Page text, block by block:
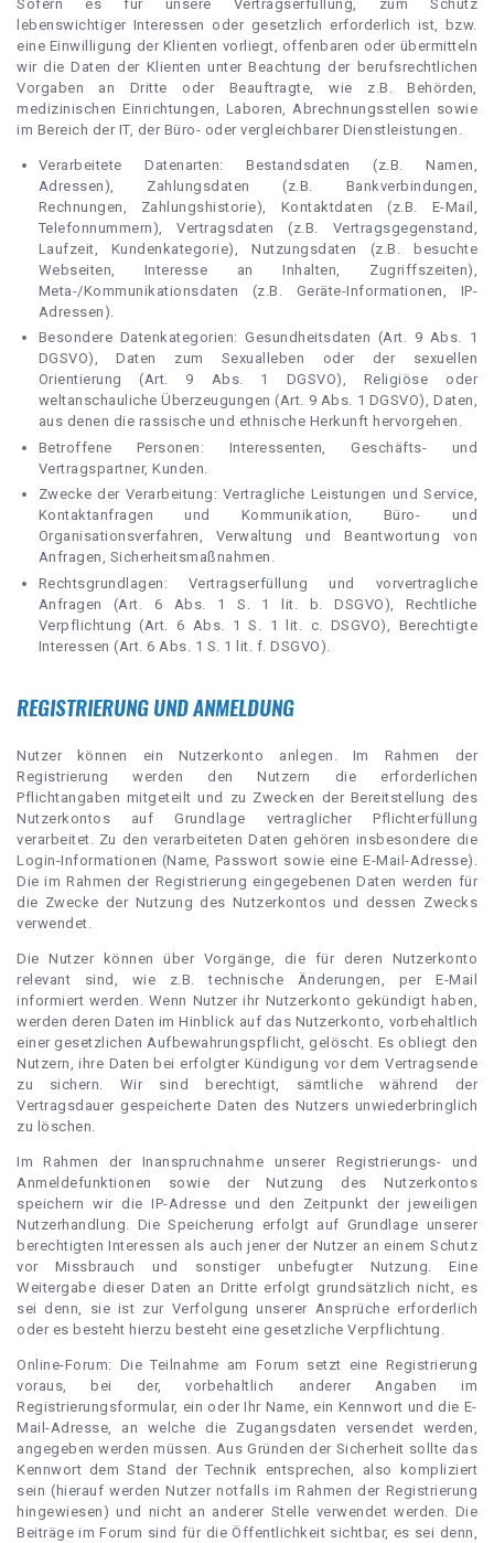
Sofern es für unsere Vertragserfüllung, zum Schutz
lebenswichtiger Interessen oder gesetzlich erforderlich ist, bzw.
eine Einwilligung der Klienten vorliegt, offenbaren oder übermitteln
wir die Daten der Klienten unter Beachtung der berufsrechtlichen
Vorgaben an Dritte oder Beauftragte, wie z.B. Behörden,
medizinischen Einrichtungen, Laboren, Abrechnungsstellen sowie
im Bereich der IT, der Büro- oder vergleichbarer Dienstleistungen.
Verarbeitete Datenarten: Bestandsdaten (z.B. Namen,
Adressen), Zahlungsdaten (z.B. Bankverbindungen,
Rechnungen, Zahlungshistorie), Kontaktdaten (z.B. E-Mail,
Telefonnummern), Vertragsdaten (z.B. Vertragsgegenstand,
Laufzeit, Kundenkategorie), Nutzungsdaten (z.B. besuchte
Webseiten, Interesse an Inhalten, Zugriffszeiten),
Meta-/Kommunikationsdaten (z.B. Geräte-Informationen, IP-
Adressen).
Besondere Datenkategorien: Gesundheitsdaten (Art. 9 Abs. 1
DGSVO), Daten zum Sexualleben oder der sexuellen
Orientierung (Art. 9 Abs. 1 DGSVO), Religiöse oder
weltanschauliche Überzeugungen (Art. 9 Abs. 1 DGSVO), Daten,
aus denen die rassische und ethnische Herkunft hervorgehen.
Betroffene Personen: Interessenten, Geschäfts- und
Vertragspartner, Kunden.
Zwecke der Verarbeitung: Vertragliche Leistungen und Service,
Kontaktanfragen und Kommunikation, Büro- und
Organisationsverfahren, Verwaltung und Beantwortung von
Anfragen, Sicherheitsmaßnahmen.
Rechtsgrundlagen: Vertragserfüllung und vorvertragliche
Anfragen (Art. 6 Abs. 1 S. 1 lit. b. DSGVO), Rechtliche
Verpflichtung (Art. 6 Abs. 1 S. 1 lit. c. DSGVO), Berechtigte
Interessen (Art. 6 Abs. 1 S. 1 lit. f. DSGVO).
REGISTRIERUNG UND ANMELDUNG
Nutzer können ein Nutzerkonto anlegen. Im Rahmen der
Registrierung werden den Nutzern die erforderlichen
Pflichtangaben mitgeteilt und zu Zwecken der Bereitstellung des
Nutzerkontos auf Grundlage vertraglicher Pflichterfüllung
verarbeitet. Zu den verarbeiteten Daten gehören insbesondere die
Login-Informationen (Name, Passwort sowie eine E-Mail-Adresse).
Die im Rahmen der Registrierung eingegebenen Daten werden für
die Zwecke der Nutzung des Nutzerkontos und dessen Zwecks
verwendet.
Die Nutzer können über Vorgänge, die für deren Nutzerkonto
relevant sind, wie z.B. technische Änderungen, per E-Mail
informiert werden. Wenn Nutzer ihr Nutzerkonto gekündigt haben,
werden deren Daten im Hinblick auf das Nutzerkonto, vorbehaltlich
einer gesetzlichen Aufbewahrungspflicht, gelöscht. Es obliegt den
Nutzern, ihre Daten bei erfolgter Kündigung vor dem Vertragsende
zu sichern. Wir sind berechtigt, sämtliche während der
Vertragsdauer gespeicherte Daten des Nutzers unwiederbringlich
zu löschen.
Im Rahmen der Inanspruchnahme unserer Registrierungs- und
Anmeldefunktionen sowie der Nutzung des Nutzerkontos
speichern wir die IP-Adresse und den Zeitpunkt der jeweiligen
Nutzerhandlung. Die Speicherung erfolgt auf Grundlage unserer
berechtigten Interessen als auch jener der Nutzer an einem Schutz
vor Missbrauch und sonstiger unbefugter Nutzung. Eine
Weitergabe dieser Daten an Dritte erfolgt grundsätzlich nicht, es
sei denn, sie ist zur Verfolgung unserer Ansprüche erforderlich
oder es besteht hierzu besteht eine gesetzliche Verpflichtung.
Online-Forum: Die Teilnahme am Forum setzt eine Registrierung
voraus, bei der, vorbehaltlich anderer Angaben im
Registrierungsformular, ein oder Ihr Name, ein Kennwort und die E-
Mail-Adresse, an welche die Zugangsdaten versendet werden,
angegeben werden müssen. Aus Gründen der Sicherheit sollte das
Kennwort dem Stand der Technik entsprechen, also kompliziert
sein (hierauf werden Nutzer notfalls im Rahmen der Registrierung
hingewiesen) und nicht an anderer Stelle verwendet werden. Die
Beiträge im Forum sind für die Öffentlichkeit sichtbar, es sei denn,